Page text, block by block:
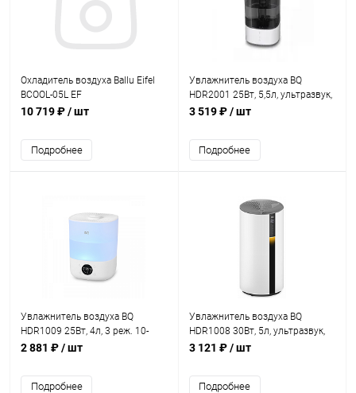
Охладитель воздуха Ballu Eifel
BCOOL-05L EF
10 719 ₽/ шт
Подробнее
Увлажнитель воздуха BQ
HDR2001 25Вт, 5,5л, ультразвук,
регул испарения черн./серебро,
3 519 ₽/ шт
Подробнее
Увлажнитель воздуха BQ
HDR1009 25Вт, 4л, 3 реж. 10-
20м2, белый
2 881 ₽/ шт
Подробнее
Увлажнитель воздуха BQ
HDR1008 30Вт, 5л, ультразвук,
регул испарения белый
3 121 ₽/ шт
Подробнее